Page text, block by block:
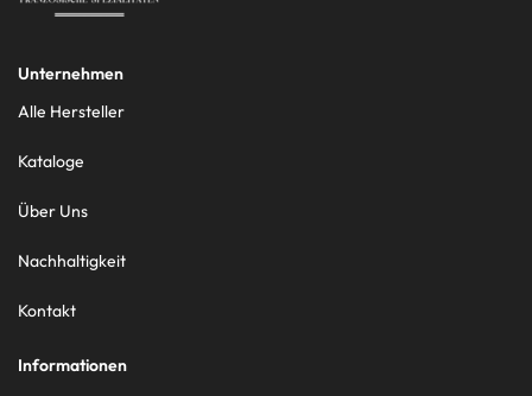
Unternehmen
Alle Hersteller
Kataloge
Über Uns
Nachhaltigkeit
Kontakt
Informationen